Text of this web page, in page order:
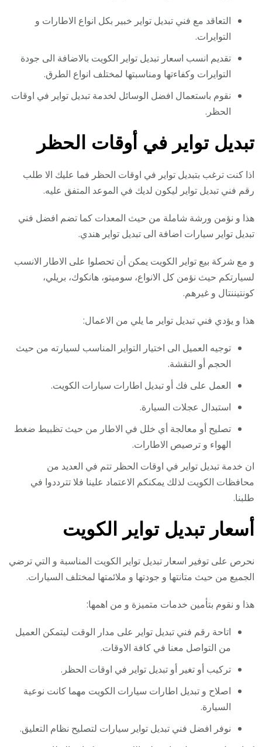
التعاقد مع فني تبديل تواير خبير بكل انواع الاطارات و
التوايرات.
تقديم انسب اسعار تبديل تواير الكويت بالاضافة الى جودة
التوايرات وكفاءتها ومناسبتها لمختلف انواع الطرق.
نقوم باستعمال افضل الوسائل لخدمة تبديل تواير في اوقات
الحظر.
تبديل تواير في أوقات الحظر
اذا كنت ترغب بتبديل تواير في اوقات الحظر فما عليك الا طلب
رقم فني تبديل تواير ليكون لديك في الموعد المتفق عليه.
هذا و نؤمن ورشة شاملة من حيث المعدات كما تضم افضل فني
تبديل تواير سيارات اضافة الى تبديل تواير هندي.
و مع شركة بيع تواير الكويت يمكن أن تحصلوا على الاطار الانسب
لسيارتكم حيث نؤمن كل الانواع، سوميتو، هانكوك، بريلي،
كونتيننتال و غيرهم.
هذا و يؤدي فني تبديل تواير ما يلي من الاعمال:
توجيه العميل الى اختيار التواير المناسب لسيارته من حيث
الحجم أو النقشة.
العمل على فك أو تبديل اطارات سيارات الكويت.
استبدال عجلات السيارة.
تصليح أو معالجة أي خلل في الاطار من حيث تظبيط ضغط
الهواء و ترصيص الاطارات.
ان خدمة تبديل تواير في اوقات الحظر تتم في العديد من
محافظات الكويت لذلك يمكنكم الاعتماد علينا فلا تترددوا في
طلبنا.
أسعار تبديل تواير الكويت
نحرص على توفير اسعار تبديل تواير الكويت المناسبة و التي ترضي
الجميع من حيث متانتها و جودتها و ملائمتها لمختلف السيارات.
هذا و نقوم بتأمين خدمات متميزة و من اهمها:
اتاحة رقم فني تبديل تواير على مدار الوقت ليتمكن العميل
من التواصل معنا في كافة الاوقات.
تركيب أو تغير أو تبديل تواير في اوقات الحظر.
اصلاح و تبديل اطارات سيارات الكويت مهما كانت نوعية
السيارة.
نوفر افضل فني تبديل تواير سيارات لتصليح نظام التعليق.